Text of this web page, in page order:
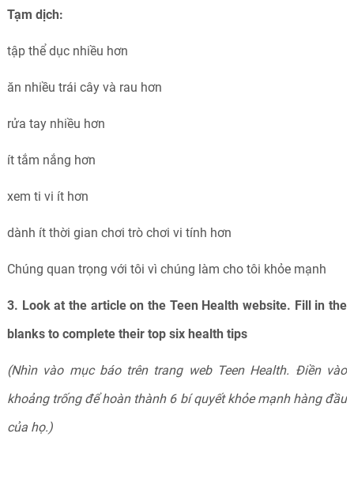
Tạm dịch:
tập thể dục nhiều hơn
ăn nhiều trái cây và rau hơn
rửa tay nhiều hơn
ít tắm nắng hơn
xem ti vi ít hơn
dành ít thời gian chơi trò chơi vi tính hơn
Chúng quan trọng với tôi vì chúng làm cho tôi khỏe mạnh
3. Look at the article on the Teen Health website. Fill in the
blanks to complete their top six health tips
(Nhìn vào mục báo trên trang web Teen Health. Điền vào
khoảng trống để hoàn thành 6 bí quyết khỏe mạnh hàng đầu
của họ.)